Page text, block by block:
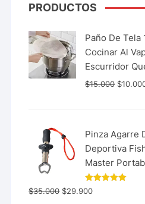
PRODUCTOS
Paño De Tela
Cocinar Al
Escurridor
$15.000 $
Pinza Agarre
Deportiva
Master
Valorado
con
$35.000 $29.900